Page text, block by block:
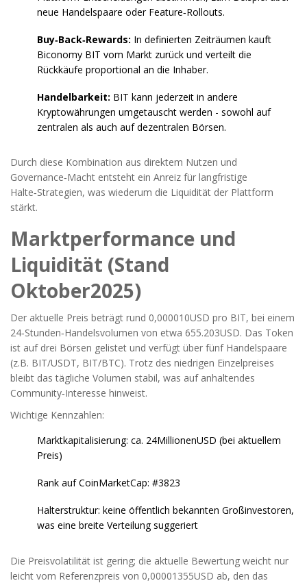
neue Handelspaare oder Feature‑Rollouts.
Buy‑Back‑Rewards: In definierten Zeiträumen kauft
Biconomy BIT vom Markt zurück und verteilt die
Rückkäufe proportional an die Inhaber.
Handelbarkeit: BIT kann jederzeit in andere
Kryptowährungen umgetauscht werden - sowohl auf
zentralen als auch auf dezentralen Börsen.
Durch diese Kombination aus direktem Nutzen und
Governance‑Macht entsteht ein Anreiz für langfristige
Halte‑Strategien, was wiederum die Liquidität der Plattform
stärkt.
Marktperformance und
Liquidität (Stand
Oktober2025)
Der aktuelle Preis beträgt rund 0,000010USD pro BIT, bei einem
24‑Stunden‑Handelsvolumen von etwa 655.203USD. Das Token
ist auf drei Börsen gelistet und verfügt über fünf Handelspaare
(z.B. BIT/USDT, BIT/BTC). Trotz des niedrigen Einzelpreises
bleibt das tägliche Volumen stabil, was auf anhaltendes
Community‑Interesse hinweist.
Wichtige Kennzahlen:
Marktkapitalisierung: ca. 24MillionenUSD (bei aktuellem
Preis)
Rank auf CoinMarketCap: #3823
Halterstruktur: keine öffentlich bekannten Großinvestoren,
was eine breite Verteilung suggeriert
Die Preisvolatilität ist gering; die aktuelle Bewertung weicht nur
leicht vom Referenzpreis von 0,00001355USD ab, den das